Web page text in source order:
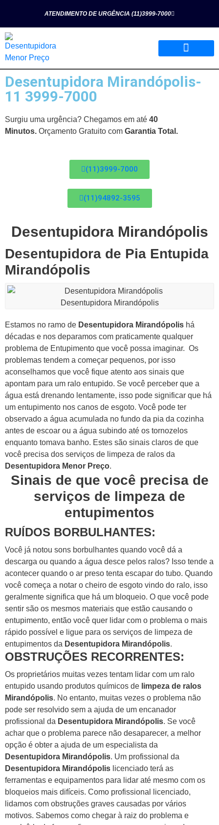
ATENDIMENTO DE URGÊNCIA (11)3999-7000
Desentupidora Mirandópolis-
11 3999-7000
Surgiu uma urgência? Chegamos em até 40
Minutos. Orçamento Gratuito com Garantia Total.
(11)3999-7000
(11)94892-3595
Desentupidora Mirandópolis
Desentupidora de Pia Entupida
Mirandópolis
Desentupidora Mirandópolis
Estamos no ramo de Desentupidora Mirandópolis há
décadas e nos deparamos com praticamente qualquer
problema de Entupimento que você possa imaginar. Os
problemas tendem a começar pequenos, por isso
aconselhamos que você fique atento aos sinais que
apontam para um ralo entupido. Se você perceber que a
água está drenando lentamente, isso pode significar que há
um entupimento nos canos de esgoto. Você pode ter
observado a água acumulada no fundo da pia da cozinha
antes de escoar ou a água subindo até os tornozelos
enquanto tomava banho. Estes são sinais claros de que
você precisa dos serviços de limpeza de ralos da
Desentupidora Menor Preço.
Sinais de que você precisa de
serviços de limpeza de
entupimentos
RUÍDOS BORBULHANTES:
Você já notou sons borbulhantes quando você dá a
descarga ou quando a água desce pelos ralos? Isso tende a
acontecer quando o ar preso tenta escapar do tubo. Quando
você começa a notar o cheiro de esgoto vindo do ralo, isso
geralmente significa que há um bloqueio. O que você pode
sentir são os mesmos materiais que estão causando o
entupimento, então você quer lidar com o problema o mais
rápido possível e ligue para os serviços de limpeza de
entupimentos da Desentupidora Mirandópolis.
OBSTRUÇÕES RECORRENTES:
Os proprietários muitas vezes tentam lidar com um ralo
entupido usando produtos químicos de limpeza de ralos
Mirandópolis. No entanto, muitas vezes o problema não
pode ser resolvido sem a ajuda de um encanador
profissional da Desentupidora Mirandópolis. Se você
achar que o problema parece não desaparecer, a melhor
opção é obter a ajuda de um especialista da
Desentupidora Mirandópolis. Um profissional da
Desentupidora Mirandópolis licenciado terá as
ferramentas e equipamentos para lidar até mesmo com os
bloqueios mais difíceis. Como profissional licenciado,
lidamos com obstruções graves causadas por vários
motivos. Sabemos como chegar à raiz do problema e